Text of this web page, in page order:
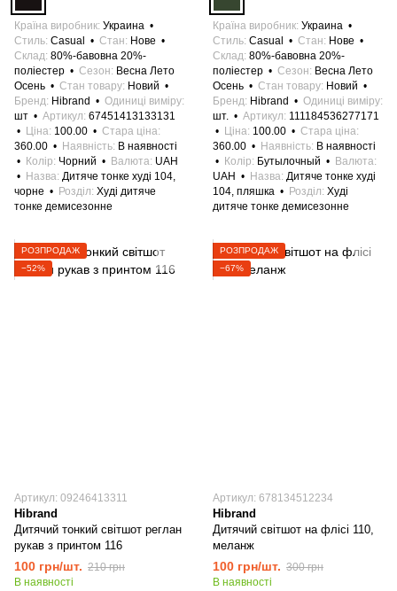
Країна виробник Украина
Стиль Casual Стан
Нове
Склад 80%-бавовна 20%-
поліестер
Сезон
Весна Лето
Осень
Стан товару Новий
Бренд Hibrand
Одиниці виміру
шт
Артикул 67451413133131
Ціна 100.00
Стара ціна
360.00
Наявність В наявності
Колір Чорний Валюта UAH
Назва Дитяче тонке худі 104,
чорне
Розділ Худі дитяче
тонке демисезонне
Країна виробник Украина
Стиль Casual Стан
Нове
Склад 80%-бавовна 20%-
поліестер
Сезон
Весна Лето
Осень
Стан товару Новий
Бренд Hibrand
Одиниці виміру
шт.
Артикул 111184536277171
Ціна 100.00
Стара ціна
360.00
Наявність В наявності
Колір
Бутылочный
Валюта
UAH
Назва Дитяче тонке худі
104, пляшка
Розділ Худі
дитяче тонке демисезонне
РОЗПРОДАЖ
−52%
Артикул: 09246413311
Hibrand
Дитячий тонкий світшот реглан
рукав з принтом 116
100 грн/шт. 210 грн
В наявності
РОЗПРОДАЖ
−67%
Артикул: 678134512234
Hibrand
Дитячий світшот на флісі 110,
меланж
100 грн/шт. 300 грн
В наявності